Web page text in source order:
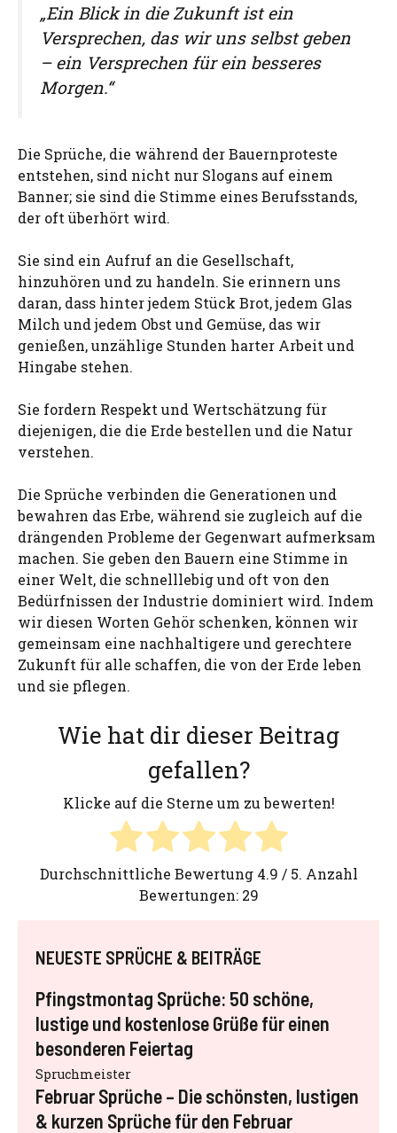
„Ein Blick in die Zukunft ist ein
Versprechen, das wir uns selbst geben
– ein Versprechen für ein besseres
Morgen.“
Die Sprüche, die während der Bauernproteste
entstehen, sind nicht nur Slogans auf einem
Banner; sie sind die Stimme eines Berufsstands,
der oft überhört wird.
Sie sind ein Aufruf an die Gesellschaft,
hinzuhören und zu handeln. Sie erinnern uns
daran, dass hinter jedem Stück Brot, jedem Glas
Milch und jedem Obst und Gemüse, das wir
genießen, unzählige Stunden harter Arbeit und
Hingabe stehen.
Sie fordern Respekt und Wertschätzung für
diejenigen, die die Erde bestellen und die Natur
verstehen.
Die Sprüche verbinden die Generationen und
bewahren das Erbe, während sie zugleich auf die
drängenden Probleme der Gegenwart aufmerksam
machen. Sie geben den Bauern eine Stimme in
einer Welt, die schnelllebig und oft von den
Bedürfnissen der Industrie dominiert wird. Indem
wir diesen Worten Gehör schenken, können wir
gemeinsam eine nachhaltigere und gerechtere
Zukunft für alle schaffen, die von der Erde leben
und sie pflegen.
Wie hat dir dieser Beitrag
gefallen?
Klicke auf die Sterne um zu bewerten!
Durchschnittliche Bewertung 4.9 / 5. Anzahl
Bewertungen: 29
NEUESTE SPRÜCHE & BEITRÄGE
Pfingstmontag Sprüche: 50 schöne,
lustige und kostenlose Grüße für einen
besonderen Feiertag
Spruchmeister
Februar Sprüche – Die schönsten, lustigen
& kurzen Sprüche für den Februar